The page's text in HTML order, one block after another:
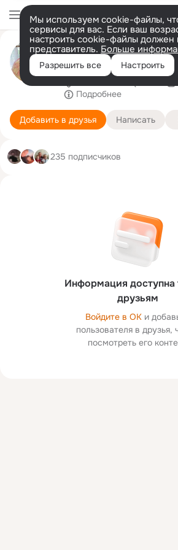
Мы используем cookie-файлы,
сервисы для вас. Если ваш
настроить cookie-файлы должен
представитель. Больше
Разрешить все Настроить
Оксана
мраморный карьер.
Подробнее
Добавить в друзья Написать
Информация доступна
друзьям
Войдите в ОК и
пользователя в друзья,
посмотреть его
235 подписчиков